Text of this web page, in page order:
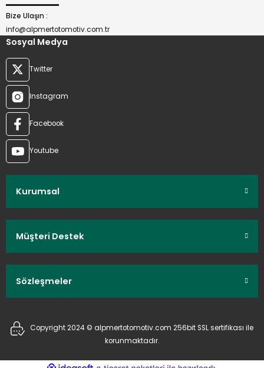
Bize Ulaşın :
info@alpmertotomotiv.com.tr
Sosyal Medya
Twitter
Instagram
Facebook
Youtube
Kurumsal
Müşteri Destek
Sözleşmeler
Copyright 2024 © alpmertotomotiv.com 256bit SSL sertifikası ile
korunmaktadır.